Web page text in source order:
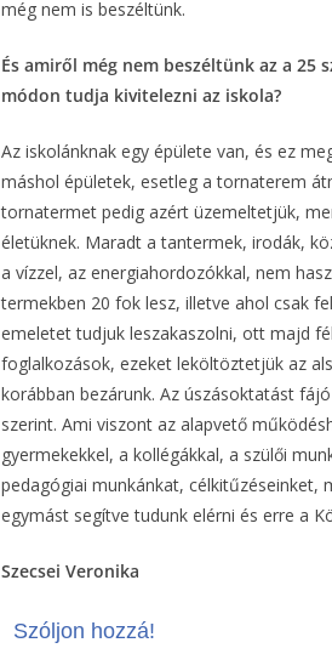
még nem is beszéltünk.
És amiről még nem beszéltünk az a
módon tudja kivitelezni az iskola?
Az iskolánknak egy épülete van, és ez
máshol épületek, esetleg a tornaterem
tornatermet pedig azért üzemeltetjük,
életüknek. Maradt a tantermek, irodák,
a vízzel, az energiahordozókkal, nem
termekben 20 fok lesz, illetve ahol csak
emeletet tudjuk leszakaszolni, ott majd
foglalkozások, ezeket leköltöztetjük az
korábban bezárunk. Az úszásoktatást
szerint. Ami viszont az alapvető
gyermekekkel, a kollégákkal, a szülői
pedagógiai munkánkat, célkitűzéseinket,
egymást segítve tudunk elérni és erre a
Szecsei Veronika
Szóljon hozzá!